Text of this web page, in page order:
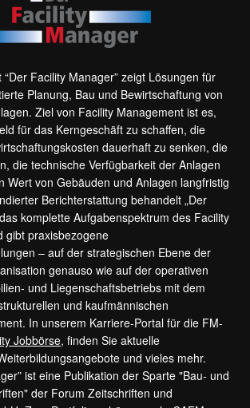
Facility Manager” zeigt Lösungen für
Planung, Bau und Bewirtschaftung von
Ziel von Facility Management ist es,
für das Kerngeschäft zu schaffen, die
dauerhaft zu senken, die
die technische Verfügbarkeit der Anlagen
Wert von Gebäuden und Anlagen langfristig
Berichterstattung behandelt „Der
komplette Aufgabenspektrum des Facility
gibt praxisbezogene
– auf der strategischen Ebene der
genauso wie auf der operativen
und Liegenschaftsbetriebs mit dem
und kaufmännischen
In unserem Karriere-Portal für die FM-
Jobbörse, finden Sie aktuelle
und vieles mehr.
ist eine Publikation der Sparte "Bau- und
der Forum Zeitschriften und